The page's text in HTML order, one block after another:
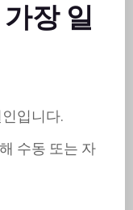
장 일
입니다.
수동 또는 자